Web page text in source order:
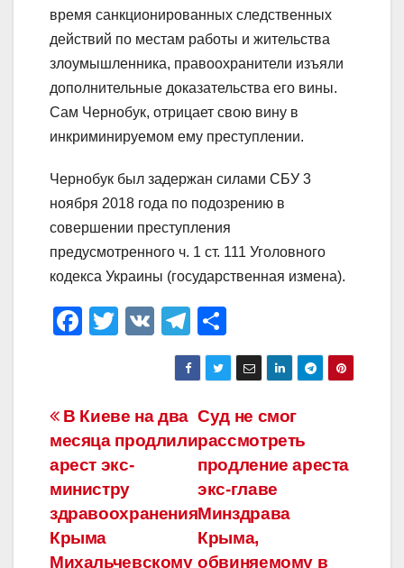
время санкционированных следственных
действий по местам работы и жительства
злоумышленника, правоохранители изъяли
дополнительные доказательства его вины.
Сам Чернобук, отрицает свою вину в
инкриминируемом ему преступлении.
Чернобук был задержан силами СБУ 3
ноября 2018 года по подозрению в
совершении преступления
предусмотренного ч. 1 ст. 111 Уголовного
кодекса Украины (государственная измена).
F
e
b
o
o
k
T
er
V
T
el
e
gr
a
m
тп
р
а
в
и
ть
Навигация
по
записям
Суд не смог
рассмотреть
продление ареста
экс-главе
Минздрава
Крыма,
обвиняемому в
В Киеве на два
месяца продлили
арест экс-
министру
здравоохранения
Крыма
Михальчевскому